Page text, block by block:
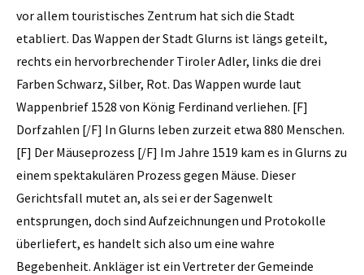
vor allem touristisches Zentrum hat sich die Stadt
etabliert. Das Wappen der Stadt Glurns ist längs geteilt,
rechts ein hervorbrechender Tiroler Adler, links die drei
Farben Schwarz, Silber, Rot. Das Wappen wurde laut
Wappenbrief 1528 von König Ferdinand verliehen. [F]
Dorfzahlen [/F] In Glurns leben zurzeit etwa 880 Menschen.
[F] Der Mäuseprozess [/F] Im Jahre 1519 kam es in Glurns zu
einem spektakulären Prozess gegen Mäuse. Dieser
Gerichtsfall mutet an, als sei er der Sagenwelt
entsprungen, doch sind Aufzeichnungen und Protokolle
überliefert, es handelt sich also um eine wahre
Begebenheit. Ankläger ist ein Vertreter der Gemeinde